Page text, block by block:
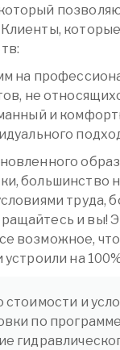
на
не
и
большинство
труда,
и вы!
возможное,
на
стоимости и
по